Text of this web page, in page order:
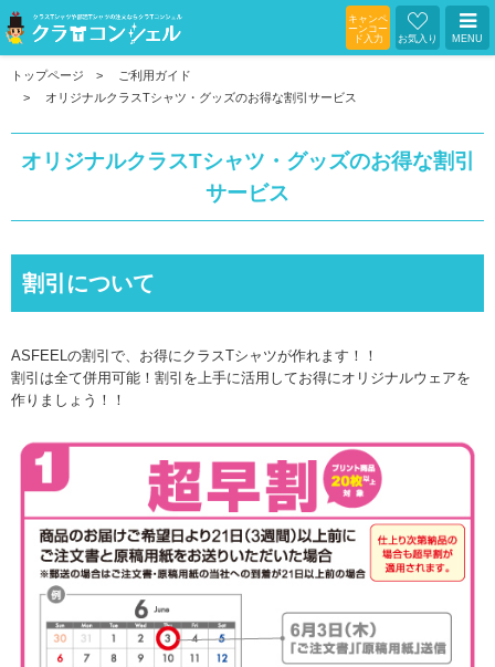
キャンペ
ーンコー
ド入力
お気入り MENU
トップページ
ご利用ガイド
オリジナルクラスTシャツ・グッズのお得な割引サービス
オリジナルクラスTシャツ・グッズのお得な割引
サービス
割引について
ASFEELの割引で、お得にクラスTシャツが作れます！！
割引は全て併用可能！割引を上手に活用してお得にオリジナルウェアを
作りましょう！！